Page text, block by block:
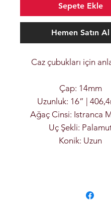
Sepete Ekle
Hemen Satın Al
Caz çubukları için
Çap: 14mm
Uzunluk: 16” |
Ağaç Cinsi: Istranca
Uç Şekli:
Konik: Uzun